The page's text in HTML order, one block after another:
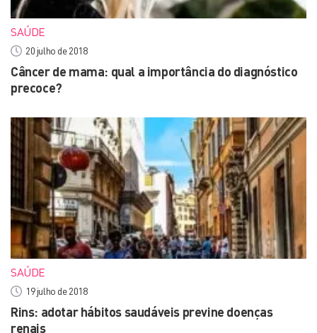
SAÚDE
20 julho de 2018
Câncer de mama: qual a importância do diagnóstico
precoce?
SAÚDE
19 julho de 2018
Rins: adotar hábitos saudáveis previne doenças
renais